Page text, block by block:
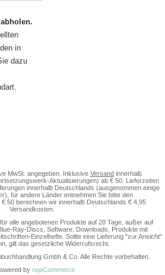
in
dazu
MwSt. angegeben. Inklusive Versand innerhalb
Aktualisierungen) ab € 50. Lieferzeiten
innerhalb Deutschlands (ausgenommen einige
für andere Länder entnehmen Sie bitte den
€ 50 berechnen wir innerhalb Deutschlands € 4,95
Versandkosten.
alle angebotenen Produkte auf 20 Tage, außer auf
Ray-Discs, Software, Downloads, Produkte mit
Einzelhefte. Sollte eine Lieferung "zur Ansicht"
gilt das gesetzliche Widerrufsrecht.
Gmbh & Co. Alle Rechte vorbehalten.
by nopCommerce